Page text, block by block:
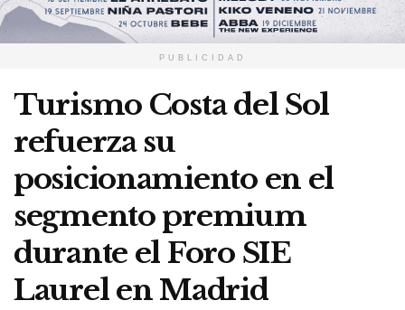
PUBLICIDAD
Turismo Costa del Sol
refuerza su
posicionamiento en el
segmento premium
durante el Foro SIE
Laurel en Madrid